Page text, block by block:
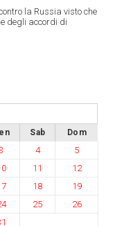
la Russia visto che
degli accordi di
Sab Dom
4
5
11
12
18
19
25
26